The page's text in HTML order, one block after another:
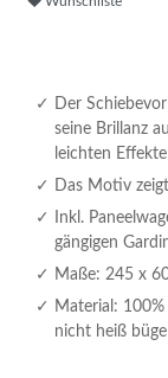
Der
seine Brillanz
leichten
Das Motiv
Inkl.
gängigen
Maße: 245 x
Material: 100%
nicht heiß